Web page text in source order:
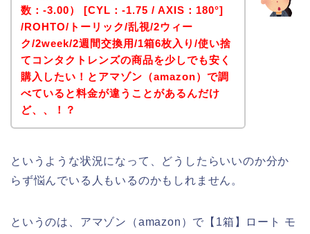
数：-3.00） [CYL：-1.75 / AXIS：180°]
/ROHTO/トーリック/乱視/2ウィー
ク/2week/2週間交換用/1箱6枚入り/使い捨
てコンタクトレンズの商品を少しでも安く
購入したい！とアマゾン（amazon）で調
べていると料金が違うことがあるんだけ
ど、、！？
というような状況になって、どうしたらいいのか分か
らず悩んでいる人もいるのかもしれません。
というのは、アマゾン（amazon）で【1箱】ロート モ